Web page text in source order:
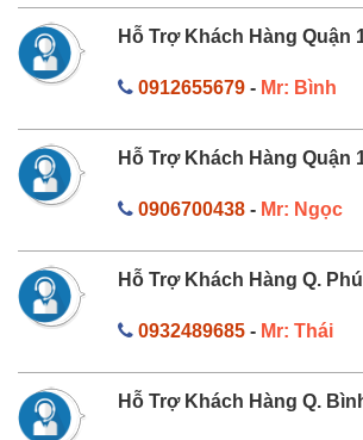
Hỗ Trợ Khách Hàng Quận
0912655679- Mr: Bình
Hỗ Trợ Khách Hàng Quận
0906700438- Mr: Ngọc
Hỗ Trợ Khách Hàng Q.
0932489685- Mr: Thái
Hỗ Trợ Khách Hàng Q.